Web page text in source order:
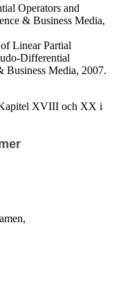
Operators and
& Business Media,
Linear Partial
Differential
Business Media, 2007.
XVIII och XX i